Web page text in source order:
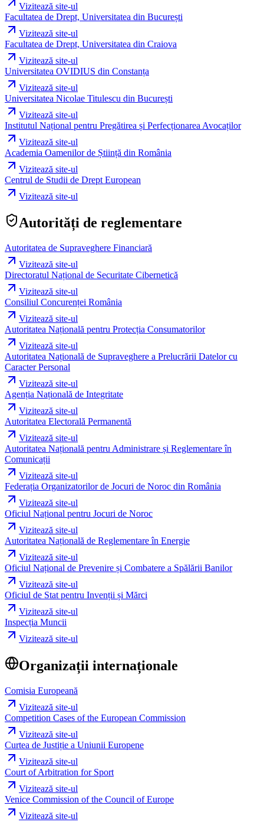
Vizitează site-ul
Facultatea de Drept, Universitatea din București
Vizitează site-ul
Facultatea de Drept, Universitatea din Craiova
Vizitează site-ul
Universitatea OVIDIUS din Constanța
Vizitează site-ul
Universitatea Nicolae Titulescu din București
Vizitează site-ul
Institutul Național pentru Pregătirea și Perfecționarea Avocaților
Vizitează site-ul
Academia Oamenilor de Știință din România
Vizitează site-ul
Centrul de Studii de Drept European
Vizitează site-ul
Autorități de reglementare
Autoritatea de Supraveghere Financiară
Vizitează site-ul
Directoratul Național de Securitate Cibernetică
Vizitează site-ul
Consiliul Concurenței România
Vizitează site-ul
Autoritatea Națională pentru Protecția Consumatorilor
Vizitează site-ul
Autoritatea Națională de Supraveghere a Prelucrării Datelor cu
Caracter Personal
Vizitează site-ul
Agenția Națională de Integritate
Vizitează site-ul
Autoritatea Electorală Permanentă
Vizitează site-ul
Autoritatea Națională pentru Administrare și Reglementare în
Comunicații
Vizitează site-ul
Federația Organizatorilor de Jocuri de Noroc din România
Vizitează site-ul
Oficiul Național pentru Jocuri de Noroc
Vizitează site-ul
Autoritatea Națională de Reglementare în Energie
Vizitează site-ul
Oficiul Național de Prevenire și Combatere a Spălării Banilor
Vizitează site-ul
Oficiul de Stat pentru Invenții și Mărci
Vizitează site-ul
Inspecția Muncii
Vizitează site-ul
Organizații internaționale
Comisia Europeană
Vizitează site-ul
Competition Cases of the European Commission
Vizitează site-ul
Curtea de Justiție a Uniunii Europene
Vizitează site-ul
Court of Arbitration for Sport
Vizitează site-ul
Venice Commission of the Council of Europe
Vizitează site-ul